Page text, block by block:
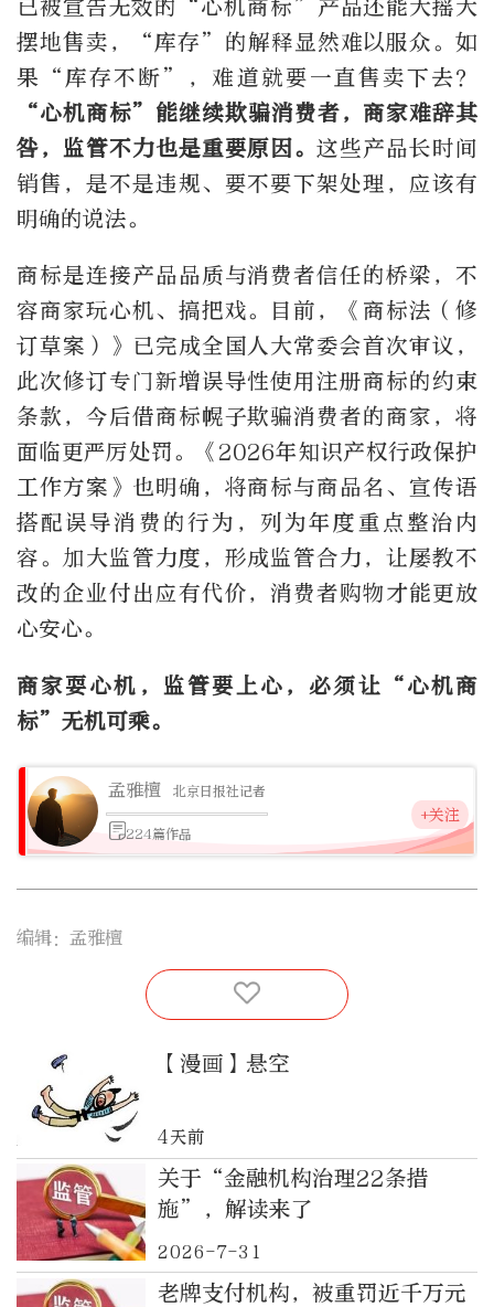
已被宣告无效的“心机商标”产品还能大摇大
摆地售卖，“库存”的解释显然难以服众。如
果“库存不断”，难道就要一直售卖下去？
“心机商标”能继续欺骗消费者，商家难辞其
咎，监管不力也是重要原因。这些产品长时间
销售，是不是违规、要不要下架处理，应该有
明确的说法。
商标是连接产品品质与消费者信任的桥梁，不
容商家玩心机、搞把戏。目前，《商标法（修
订草案）》已完成全国人大常委会首次审议，
此次修订专门新增误导性使用注册商标的约束
条款，今后借商标幌子欺骗消费者的商家，将
面临更严厉处罚。《2026年知识产权行政保护
工作方案》也明确，将商标与商品名、宣传语
搭配误导消费的行为，列为年度重点整治内
容。加大监管力度，形成监管合力，让屡教不
改的企业付出应有代价，消费者购物才能更放
心安心。
商家耍心机，监管要上心，必须让“心机商
标”无机可乘。
孟雅檀 北京日报社记者
224篇作品
+关注
编辑：孟雅檀
【漫画】悬空
4天前
关于“金融机构治理22条措
施”，解读来了
2026-7-31
老牌支付机构，被重罚近千万元